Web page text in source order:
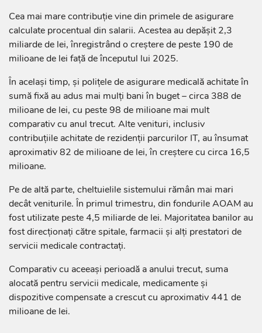
Cea mai mare contribuție vine din primele de asigurare
calculate procentual din salarii. Acestea au depășit 2,3
miliarde de lei, înregistrând o creștere de peste 190 de
milioane de lei față de începutul lui 2025.
În același timp, și polițele de asigurare medicală achitate în
sumă fixă au adus mai mulți bani în buget – circa 388 de
milioane de lei, cu peste 98 de milioane mai mult
comparativ cu anul trecut. Alte venituri, inclusiv
contribuțiile achitate de rezidenții parcurilor IT, au însumat
aproximativ 82 de milioane de lei, în creștere cu circa 16,5
milioane.
Pe de altă parte, cheltuielile sistemului rămân mai mari
decât veniturile. În primul trimestru, din fondurile AOAM au
fost utilizate peste 4,5 miliarde de lei. Majoritatea banilor au
fost direcționați către spitale, farmacii și alți prestatori de
servicii medicale contractați.
Comparativ cu aceeași perioadă a anului trecut, suma
alocată pentru servicii medicale, medicamente și
dispozitive compensate a crescut cu aproximativ 441 de
milioane de lei.